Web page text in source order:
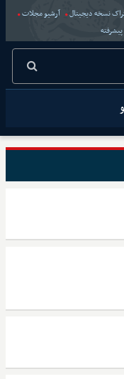
نسخه دیجیتال
آرشیو مجلات